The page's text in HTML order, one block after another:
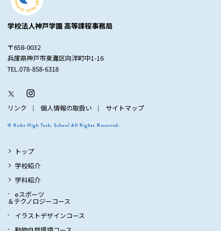
学校法人神戸学園 高等課程事務局
〒658-0032
兵庫県神戸市東灘区向洋町中1-16
TEL.078-858-6318
リンク 個人情報の取扱い サイトマップ
© Kobe High Tech. School All Rights Reserved.
トップ
学校紹介
学科紹介
eスポーツ
＆テクノロジーコース
イラストデザインコース